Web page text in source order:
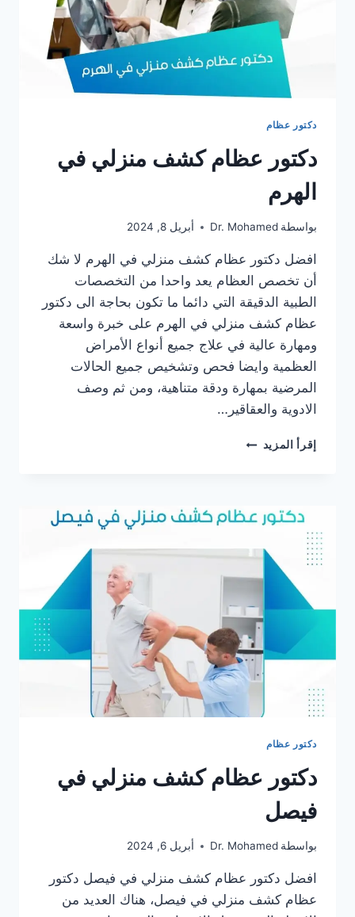
دكتور عظام
دكتور عظام كشف منزلي في
الهرم
بواسطة Dr. Mohamed أبريل 8, 2024
افضل دكتور عظام كشف منزلي في الهرم لا شك
أن تخصص العظام يعد واحدا من التخصصات
الطبية الدقيقة التي دائما ما تكون بحاجة الى دكتور
عظام كشف منزلي في الهرم على خبرة واسعة
ومهارة عالية في علاج جميع أنواع الأمراض
العظمية وايضا فحص وتشخيص جميع الحالات
المرضية بمهارة ودقة متناهية، ومن ثم وصف
الادوية والعقاقير…
إقرأ المزيد دكتور
الهرم
دكتور عظام
دكتور عظام كشف منزلي في
فيصل
بواسطة Dr. Mohamed أبريل 6, 2024
افضل دكتور عظام كشف منزلي في فيصل دكتور
عظام كشف منزلي في فيصل، هناك العديد من